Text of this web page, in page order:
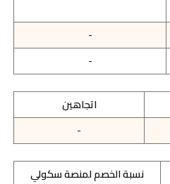
-
-
اتجاهين
-
نسبة الخصم لمنصة سكولي